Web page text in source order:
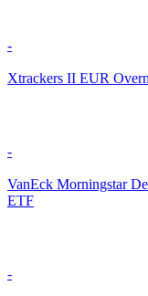
-
Xtrackers II EUR
-
VanEck Morningstar
ETF
-